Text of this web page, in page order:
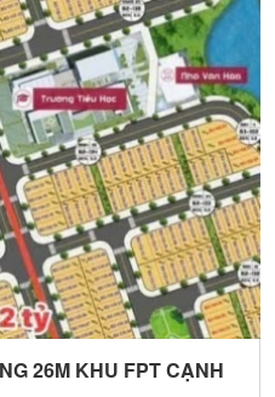
26M KHU FPT CẠNH